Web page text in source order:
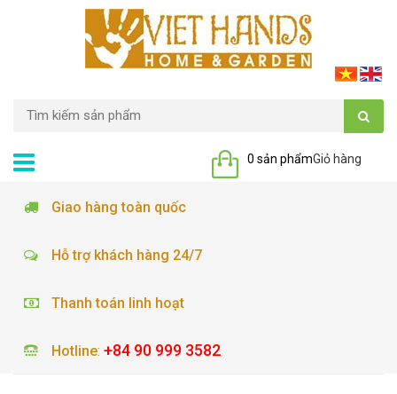
Giỏ hàng
0 sản phẩm
Giao hàng toàn quốc
Hỗ trợ khách hàng 24/7
Thanh toán linh hoạt
Hotline: +84 90 999 3582